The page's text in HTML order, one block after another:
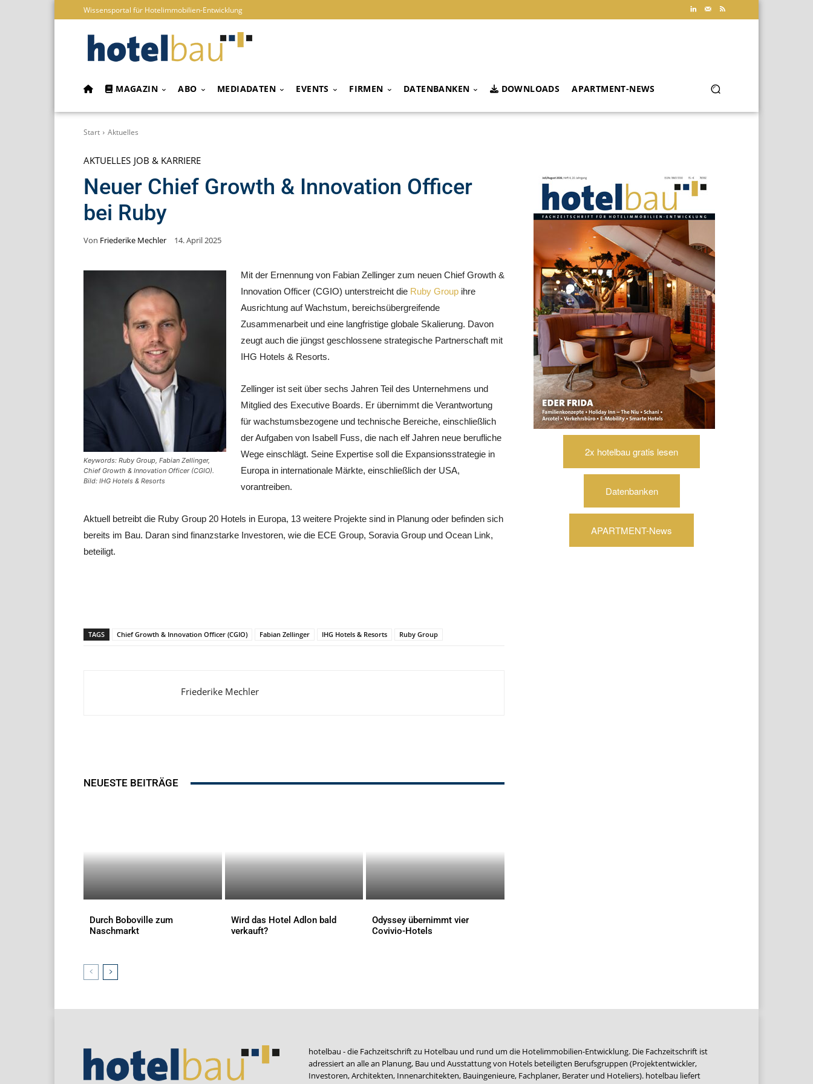
Wissensportal für Hotelimmobilien-Entwicklung
MAGAZIN ABO MEDIADATEN EVENTS FIRMEN DATENBANKEN DOWNLOADS APARTMENT-NEWS
Start Aktuelles
AKTUELLES JOB & KARRIERE
Neuer Chief Growth & Innovation Officer
bei Ruby
Von Friederike Mechler 14. April 2025
Keywords: Ruby Group, Fabian Zellinger,
Chief Growth & Innovation Officer (CGIO).
Bild: IHG Hotels & Resorts
Mit der Ernennung von Fabian Zellinger zum neuen Chief Growth &
Innovation Officer (CGIO) unterstreicht die Ruby Group ihre
Ausrichtung auf Wachstum, bereichsübergreifende
Zusammenarbeit und eine langfristige globale Skalierung. Davon
zeugt auch die jüngst geschlossene strategische Partnerschaft mit
IHG Hotels & Resorts.
Zellinger ist seit über sechs Jahren Teil des Unternehmens und
Mitglied des Executive Boards. Er übernimmt die Verantwortung
für wachstumsbezogene und technische Bereiche, einschließlich
der Aufgaben von Isabell Fuss, die nach elf Jahren neue berufliche
Wege einschlägt. Seine Expertise soll die Expansionsstrategie in
Europa in internationale Märkte, einschließlich der USA,
vorantreiben.
Aktuell betreibt die Ruby Group 20 Hotels in Europa, 13 weitere Projekte sind in Planung oder befinden sich
bereits im Bau. Daran sind finanzstarke Investoren, wie die ECE Group, Soravia Group und Ocean Link,
beteiligt.
TAGS Chief Growth & Innovation Officer (CGIO) Fabian Zellinger IHG Hotels & Resorts Ruby Group
Friederike Mechler
NEUESTE BEITRÄGE
Durch Boboville zum
Naschmarkt
Wird das Hotel Adlon bald
verkauft?
Odyssey übernimmt vier
Covivio-Hotels
2x hotelbau gratis lesen
Datenbanken
APARTMENT-News
hotelbau - die Fachzeitschrift zu Hotelbau und rund um die Hotelimmobilien-Entwicklung. Die Fachzeitschrift ist
adressiert an alle an Planung, Bau und Ausstattung von Hotels beteiligten Berufsgruppen (Projektentwickler,
Investoren, Architekten, Innenarchitekten, Bauingenieure, Fachplaner, Berater und Hoteliers). hotelbau liefert